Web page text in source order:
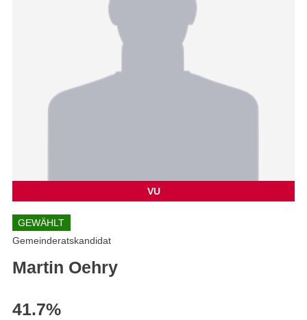
VU
GEWÄHLT
Gemeinderatskandidat
Martin Oehry
41.7%